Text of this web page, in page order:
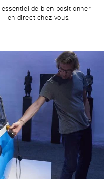
de bien positionner
en direct chez vous.